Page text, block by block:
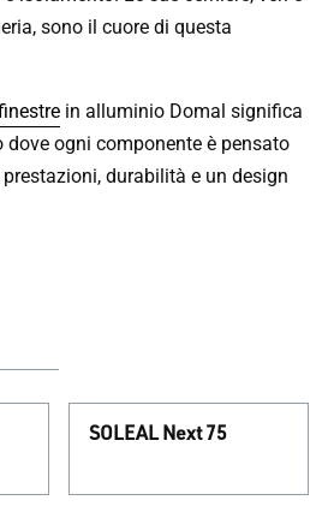
sono il cuore di questa
in alluminio Domal significa
ogni componente è pensato
durabilità e un design
SOLEAL Next 75